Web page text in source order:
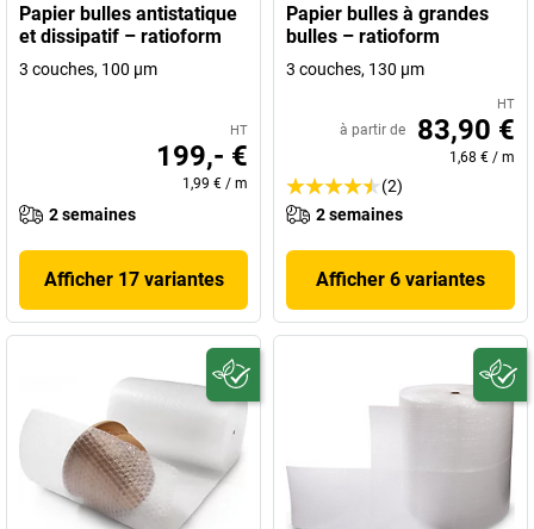
Papier bulles antistatique
et dissipatif – ratioform
3 couches, 100 µm
HT
199,- €
1,99 € / m
2 semaines
Afficher 17 variantes
Papier bulles à grandes
bulles – ratioform
3 couches, 130 µm
HT
à partir de 83,90 €
1,68 € / m
(2)
2 semaines
Afficher 6 variantes